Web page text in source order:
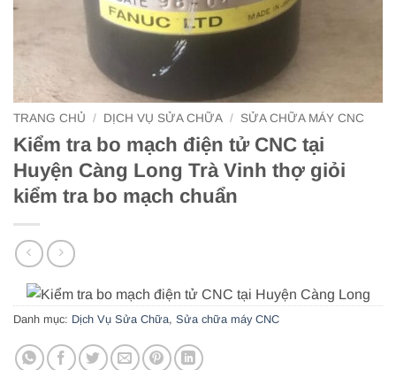
TRANG CHỦ / DỊCH VỤ SỬA CHỮA / SỬA CHỮA MÁY CNC
Kiểm tra bo mạch điện tử CNC tại
Huyện Càng Long Trà Vinh thợ giỏi
kiểm tra bo mạch chuẩn
Danh mục: Dịch Vụ Sửa Chữa, Sửa chữa máy CNC